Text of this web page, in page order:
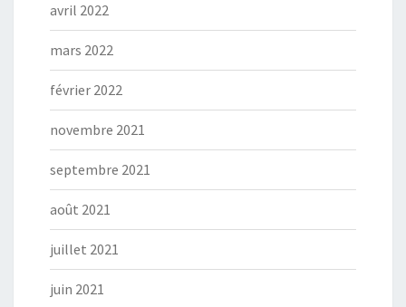
avril 2022
mars 2022
février 2022
novembre 2021
septembre 2021
août 2021
juillet 2021
juin 2021